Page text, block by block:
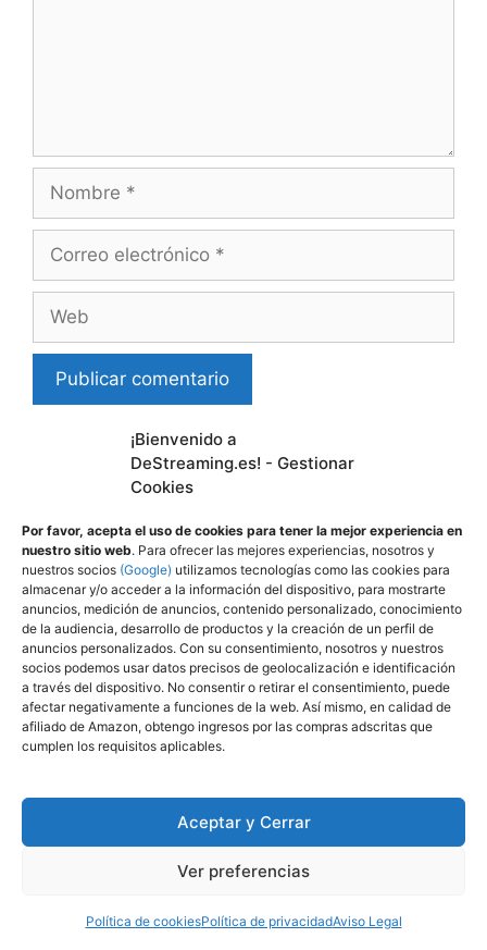
¡Bienvenido a
DeStreaming.es! - Gestionar
Cookies
Por favor, acepta el uso de cookies para tener la mejor experiencia en
nuestro sitio web. Para ofrecer las mejores experiencias, nosotros y
nuestros socios (Google) utilizamos tecnologías como las cookies para
almacenar y/o acceder a la información del dispositivo, para mostrarte
anuncios, medición de anuncios, contenido personalizado, conocimiento
de la audiencia, desarrollo de productos y la creación de un perfil de
anuncios personalizados. Con su consentimiento, nosotros y nuestros
socios podemos usar datos precisos de geolocalización e identificación
a través del dispositivo. No consentir o retirar el consentimiento, puede
afectar negativamente a funciones de la web. Así mismo, en calidad de
afiliado de Amazon, obtengo ingresos por las compras adscritas que
cumplen los requisitos aplicables.
Aceptar y Cerrar
Ver preferencias
Política de cookiesPolítica de privacidadAviso Legal
electrónico
DeStreaming